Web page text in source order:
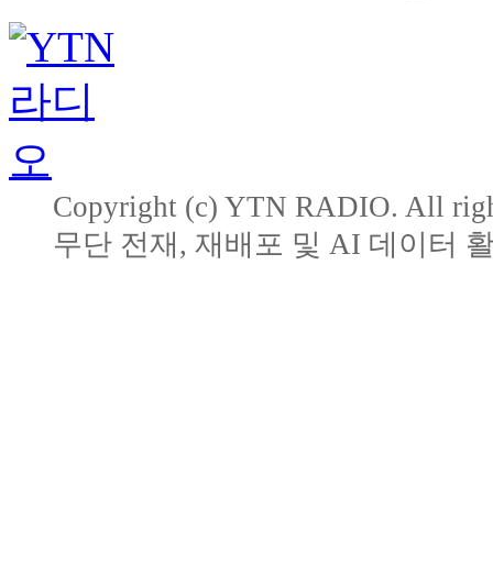
Copyright (c) YTN RADIO. All
무단 전재, 재배포 및 AI 데이터